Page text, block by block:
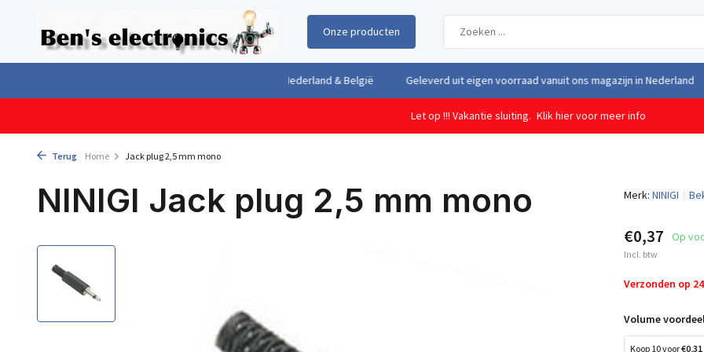
Onze producten
Geleverd uit eigen voorraad vanuit ons magazijn in Nederland Gratis
Let op !!! Vakantie sluiting. Klik hier voor meer info
Terug Home Jack plug 2,5 mm mono
NINIGI Jack plug 2,5 mm mono Merk: NINIGI
€0,37 Op
Incl. btw
Verzonden op
Volume
Koop 10 voor€0,31